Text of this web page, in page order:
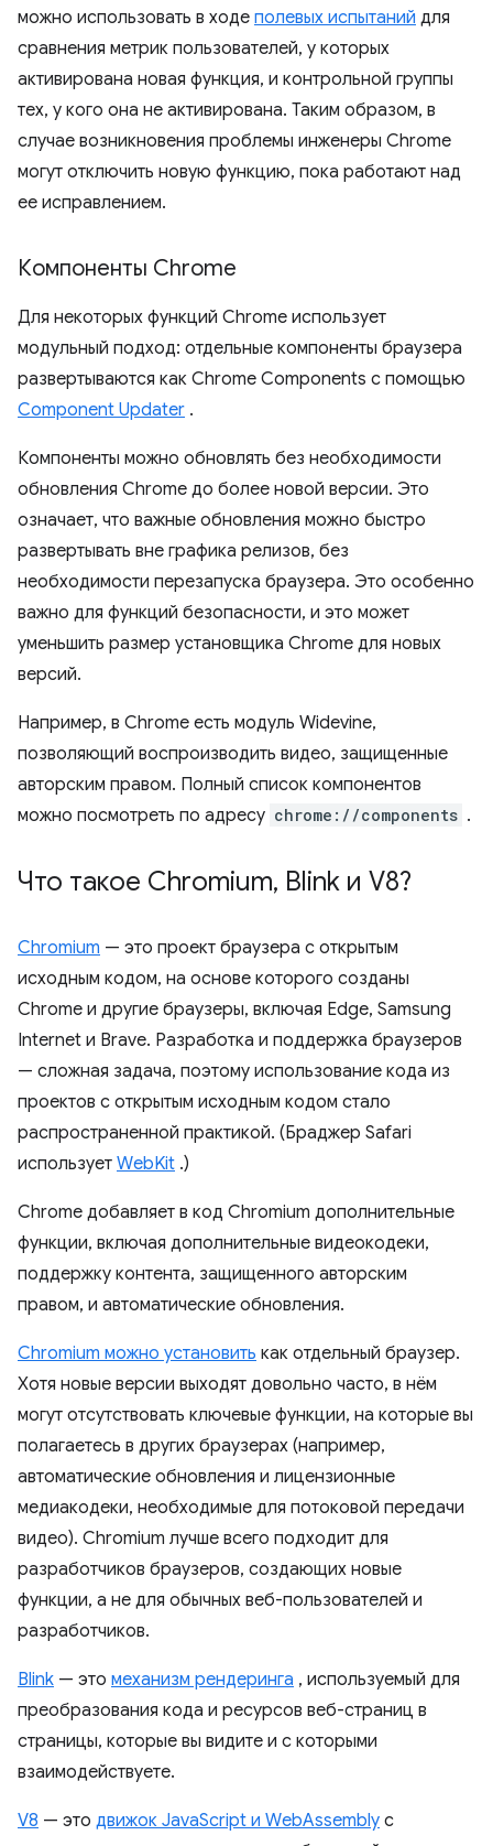
можно использовать в ходе полевых испытаний для
сравнения метрик пользователей, у которых
активирована новая функция, и контрольной группы
тех, у кого она не активирована. Таким образом, в
случае возникновения проблемы инженеры Chrome
могут отключить новую функцию, пока работают над
ее исправлением.
Компоненты Chrome
Для некоторых функций Chrome использует
модульный подход: отдельные компоненты браузера
развертываются как Chrome Components с помощью
Component Updater .
Компоненты можно обновлять без необходимости
обновления Chrome до более новой версии. Это
означает, что важные обновления можно быстро
развертывать вне графика релизов, без
необходимости перезапуска браузера. Это особенно
важно для функций безопасности, и это может
уменьшить размер установщика Chrome для новых
версий.
Например, в Chrome есть модуль Widevine,
позволяющий воспроизводить видео, защищенные
авторским правом. Полный список компонентов
можно посмотреть по адресу chrome://components .
Что такое Chromium, Blink и V8?
Chromium — это проект браузера с открытым
исходным кодом, на основе которого созданы
Chrome и другие браузеры, включая Edge, Samsung
Internet и Brave. Разработка и поддержка браузеров
— сложная задача, поэтому использование кода из
проектов с открытым исходным кодом стало
распространенной практикой. (Браджер Safari
использует WebKit .)
Chrome добавляет в код Chromium дополнительные
функции, включая дополнительные видеокодеки,
поддержку контента, защищенного авторским
правом, и автоматические обновления.
Chromium можно установить как отдельный браузер.
Хотя новые версии выходят довольно часто, в нём
могут отсутствовать ключевые функции, на которые вы
полагаетесь в других браузерах (например,
автоматические обновления и лицензионные
медиакодеки, необходимые для потоковой передачи
видео). Chromium лучше всего подходит для
разработчиков браузеров, создающих новые
функции, а не для обычных веб-пользователей и
разработчиков.
Blink — это механизм рендеринга , используемый для
преобразования кода и ресурсов веб-страниц в
страницы, которые вы видите и с которыми
взаимодействуете.
V8 — это движок JavaScript и WebAssembly с